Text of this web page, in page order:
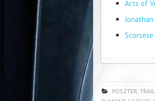
Acts of
POSZTER